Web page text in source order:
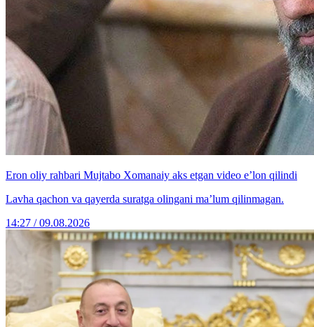
Eron oliy rahbari Mujtabo Xomanaiy aks etgan video e’lon qilindi
Lavha qachon va qayerda suratga olingani ma’lum qilinmagan.
14:27 / 09.08.2026